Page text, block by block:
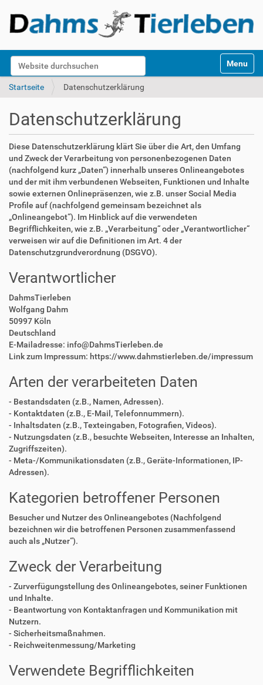
Website durchsuchen
k
Toggle
Startseite Datenschutzerklärung
Datenschutzerklärung
Diese Datenschutzerklärung klärt Sie über die Art, den Umfang
und Zweck der Verarbeitung von personenbezogenen Daten
(nachfolgend kurz „Daten“) innerhalb unseres Onlineangebotes
und der mit ihm verbundenen Webseiten, Funktionen und Inhalte
sowie externen Onlinepräsenzen, wie z.B. unser Social Media
Profile auf (nachfolgend gemeinsam bezeichnet als
„Onlineangebot“). Im Hinblick auf die verwendeten
Begrifflichkeiten, wie z.B. „Verarbeitung“ oder „Verantwortlicher“
verweisen wir auf die Definitionen im Art. 4 der
Datenschutzgrundverordnung (DSGVO).
Verantwortlicher
DahmsTierleben
Wolfgang Dahm
50997 Köln
Deutschland
E-Mailadresse: info@DahmsTierleben.de
Link zum Impressum: https://www.dahmstierleben.de/impressum
Arten der verarbeiteten Daten
- Bestandsdaten (z.B., Namen, Adressen).
- Kontaktdaten (z.B., E-Mail, Telefonnummern).
- Inhaltsdaten (z.B., Texteingaben, Fotografien, Videos).
- Nutzungsdaten (z.B., besuchte Webseiten, Interesse an Inhalten,
Zugriffszeiten).
- Meta-/Kommunikationsdaten (z.B., Geräte-Informationen, IP-
Adressen).
Kategorien betroffener Personen
Besucher und Nutzer des Onlineangebotes (Nachfolgend
bezeichnen wir die betroffenen Personen zusammenfassend
auch als „Nutzer“).
Zweck der Verarbeitung
- Zurverfügungstellung des Onlineangebotes, seiner Funktionen
und Inhalte.
- Beantwortung von Kontaktanfragen und Kommunikation mit
Nutzern.
- Sicherheitsmaßnahmen.
- Reichweitenmessung/Marketing
Verwendete Begrifflichkeiten